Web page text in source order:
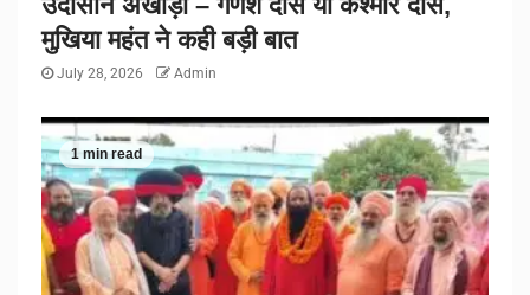
मुखिया महंत ने कही बड़ी बात
July 28, 2026 Admin
1 min read